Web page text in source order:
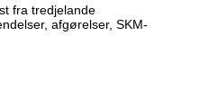
fra tredjelande
afgørelser, SKM-